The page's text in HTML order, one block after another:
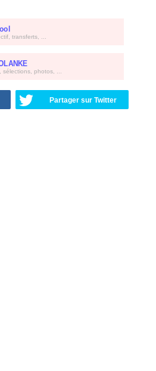
transferts, ...
photos, ...
Partager sur Twitter